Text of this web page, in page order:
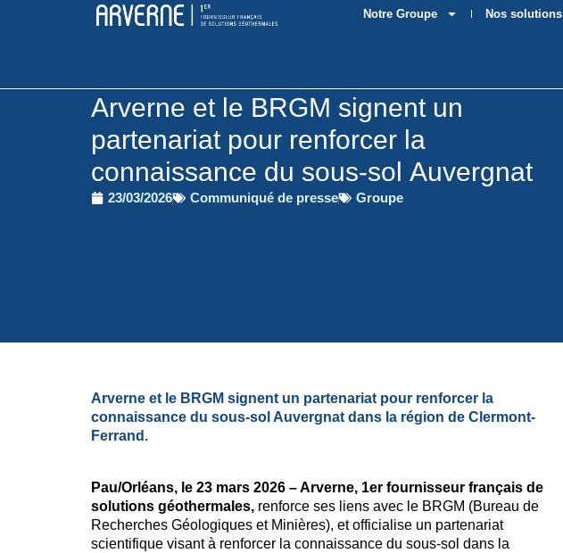
Notre Groupe Nos solutions
Arverne et le BRGM signent un
partenariat pour renforcer la
connaissance du sous-sol Auvergnat
23/03/2026 Communiqué de presse Groupe
Arverne et le BRGM signent un partenariat pour renforcer la
connaissance du sous-sol Auvergnat dans la région de Clermont-
Ferrand.
Pau/Orléans, le 23 mars 2026 – Arverne, 1er fournisseur français de
solutions géothermales, renforce ses liens avec le BRGM (Bureau de
Recherches Géologiques et Minières), et officialise un partenariat
scientifique visant à renforcer la connaissance du sous-sol dans la